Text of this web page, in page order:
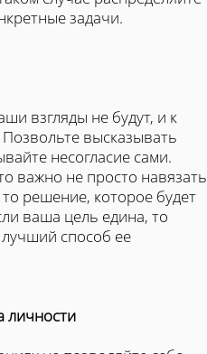
задачи.
взгляды не будут, и к
высказывать
несогласие сами.
важно не просто навязать
решение, которое будет
ваша цель едина, то
способ ее
личности